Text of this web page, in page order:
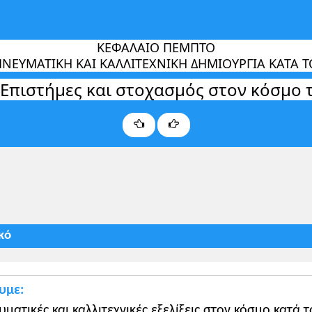
ΚΕΦΑΛΑΙΟ ΠΕΜΠΤΟ
ΚΑΙ ΚΑΛΛΙΤΕΧΝΙΚΗ ΔΗΜΙΟYΡΓΙΑ ΚΑΤΑ
και στοχασμός στον κόσμο